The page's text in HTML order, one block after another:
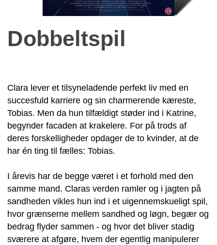
Dobbeltspil
Clara lever et tilsyneladende perfekt liv med en
succesfuld karriere og sin charmerende kæreste,
Tobias. Men da hun tilfældigt støder ind i Katrine,
begynder facaden at krakelere. For på trods af
deres forskelligheder opdager de to kvinder, at de
har én ting til fælles: Tobias.
I årevis har de begge været i et forhold med den
samme mand. Claras verden ramler og i jagten på
sandheden vikles hun ind i et uigennemskueligt spil,
hvor grænserne mellem sandhed og løgn, begær og
bedrag flyder sammen - og hvor det bliver stadig
sværere at afgøre, hvem der egentlig manipulerer